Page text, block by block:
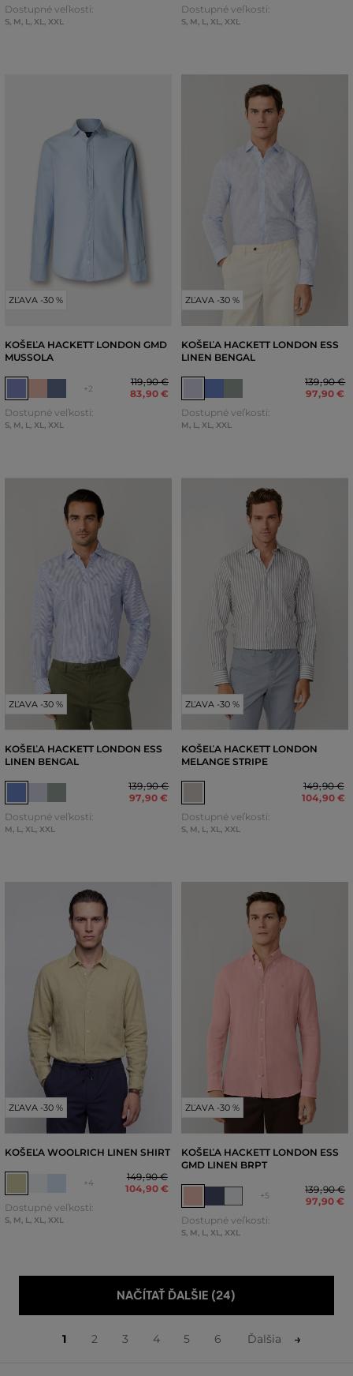
Dostupné veľkosti:
S, M, L, XL, XXL
Dostupné veľkosti:
S, M, L, XL, XXL
ZĽAVA -30 %
KOŠEĽA HACKETT LONDON GMD
MUSSOLA
+2
119,90 €
83,90 €
Dostupné veľkosti:
S, M, L, XL, XXL
ZĽAVA -30 %
KOŠEĽA HACKETT LONDON ESS
LINEN BENGAL
139,90 €
97,90 €
Dostupné veľkosti:
M, L, XL, XXL
ZĽAVA -30 %
KOŠEĽA HACKETT LONDON ESS
LINEN BENGAL
139,90 €
97,90 €
Dostupné veľkosti:
M L XL XXL
ZĽAVA -30 %
KOŠEĽA HACKETT LONDON
MELANGE STRIPE
149,90 €
104,90 €
Dostupné veľkosti:
S, M L XL XXL
ZĽAVA -30 %
KOŠEĽA WOOLRICH LINEN SHIRT
+4
149,90 €
104,90 €
Dostupné veľkosti:
S, M, L, XL, XXL
ZĽAVA -30 %
KOŠEĽA HACKETT LONDON ESS
GMD LINEN BRPT
+5
139,90 €
97,90 €
Dostupné veľkosti:
S, M, L, XL, XXL
NAČÍTAŤ ĎALŠIE (24)
1 2 3 4 5 6 Ďalšia